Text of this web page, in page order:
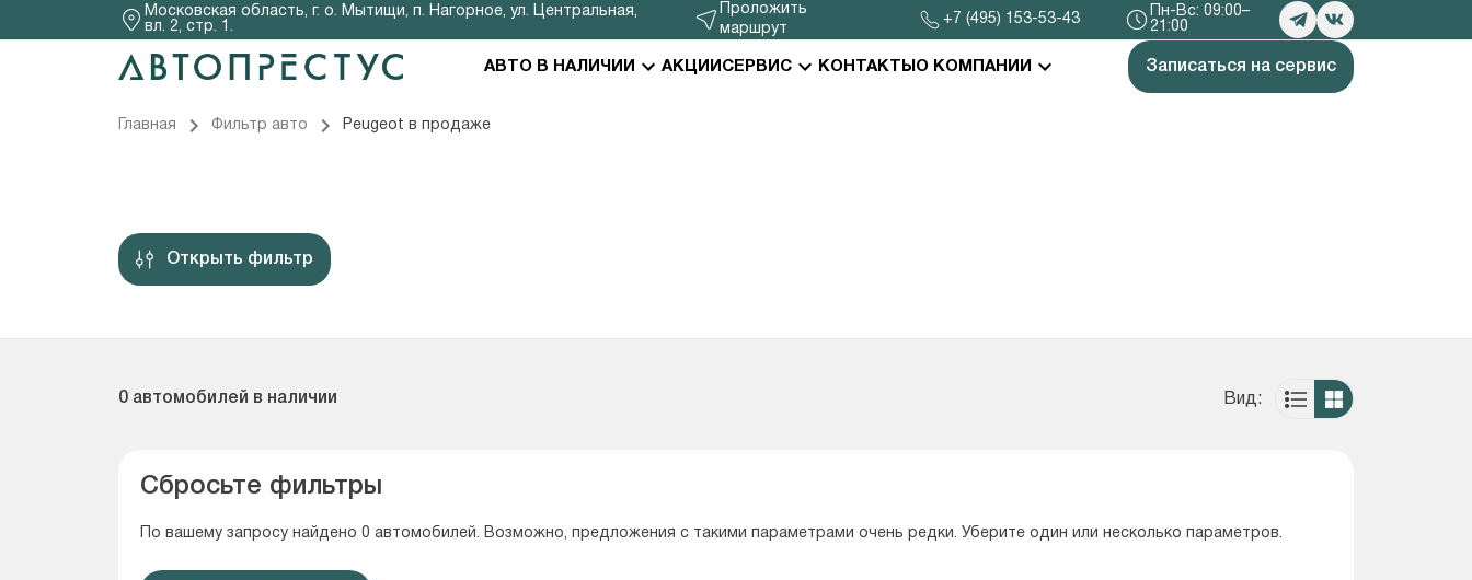
Московская область, г. о. Мытищи, п. Нагорное, ул. Центральная,
вл. 2, стр. 1.
Проложить
маршрут
+7 (495) 153-53-43
Пн-Вс: 09:00–
21:00
АВТО В НАЛИЧИИ АКЦИИ СЕРВИС КОНТАКТЫ О КОМПАНИИ Записаться на сервис
Главная Фильтр авто Peugeot в продаже
Открыть фильтр
0 автомобилей в наличии Вид:
Сбросьте фильтры
По вашему запросу найдено 0 автомобилей. Возможно, предложения с такими параметрами очень редки. Уберите один или несколько параметров.